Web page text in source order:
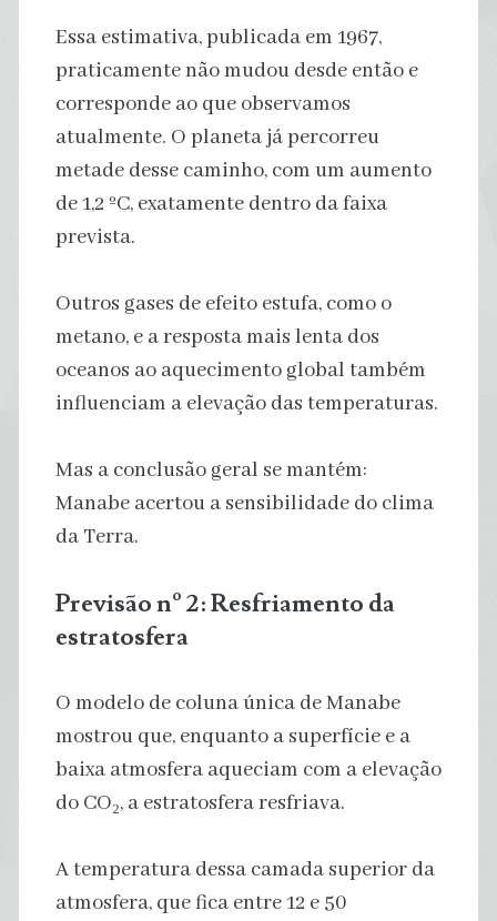
Essa estimativa, publicada em 1967,
praticamente não mudou desde então e
corresponde ao que observamos
atualmente. O planeta já percorreu
metade desse caminho, com um aumento
de 1,2 ºC, exatamente dentro da faixa
prevista.
Outros gases de efeito estufa, como o
metano, e a resposta mais lenta dos
oceanos ao aquecimento global também
influenciam a elevação das temperaturas.
Mas a conclusão geral se mantém:
Manabe acertou a sensibilidade do clima
da Terra.
Previsão nº 2: Resfriamento da
estratosfera
O modelo de coluna única de Manabe
mostrou que, enquanto a superfície e a
baixa atmosfera aqueciam com a elevação
do CO₂, a estratosfera resfriava.
A temperatura dessa camada superior da
atmosfera, que fica entre 12 e 50